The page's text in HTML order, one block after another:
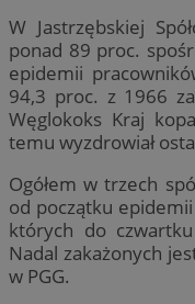
W Jastrzębskiej
ponad 89 proc.
epidemii
94,3 proc. z 1966
Węglokoks Kraj
temu wyzdrowiał
Ogółem w trzech
od początku
których do
Nadal zakażonych
w PGG.